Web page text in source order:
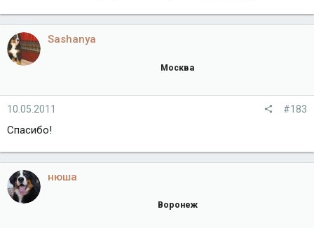
Sashanya
Москва
10.05.2011 #183
Спасибо!
нюша
Воронеж